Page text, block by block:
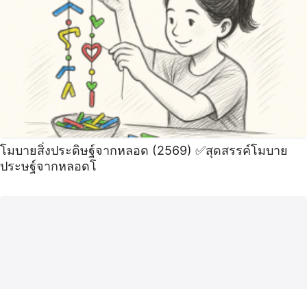
โมบายสิ่งประดิษฐ์จากหลอด (2569) ✅สุดสรรค์โมบาย
ประษฐ์จากหลอดโ